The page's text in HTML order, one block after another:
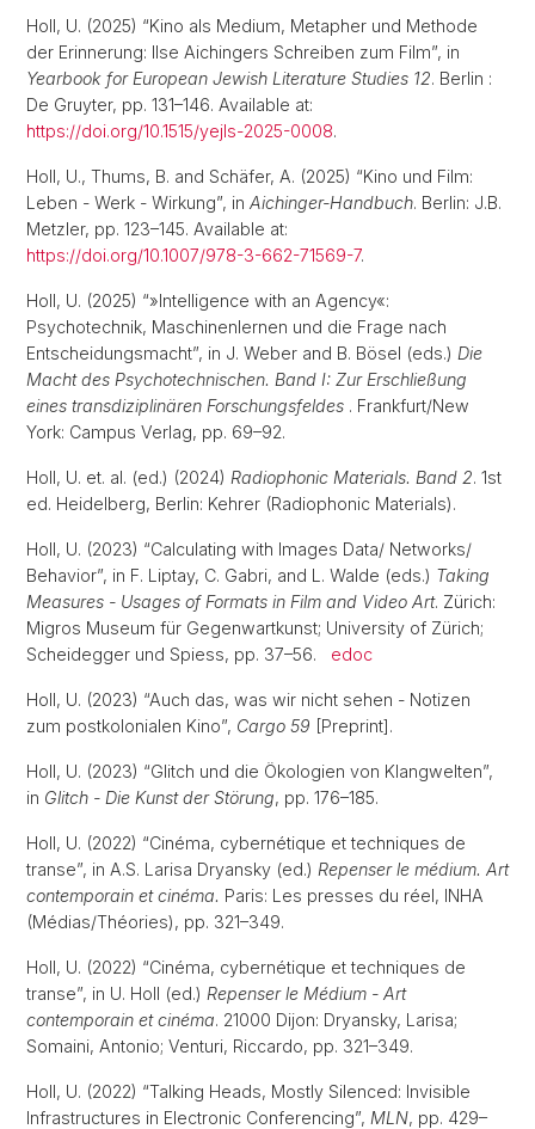
Holl, U. (2025) “Kino als Medium, Metapher und Methode
der Erinnerung: Ilse Aichingers Schreiben zum Film”, in
Yearbook for European Jewish Literature Studies 12. Berlin :
De Gruyter, pp. 131–146. Available at:
https://doi.org/10.1515/yejls-2025-0008.
Holl, U., Thums, B. and Schäfer, A. (2025) “Kino und Film:
Leben - Werk - Wirkung”, in Aichinger-Handbuch. Berlin: J.B.
Metzler, pp. 123–145. Available at:
https://doi.org/10.1007/978-3-662-71569-7.
Holl, U. (2025) “»Intelligence with an Agency«:
Psychotechnik, Maschinenlernen und die Frage nach
Entscheidungsmacht”, in J. Weber and B. Bösel (eds.) Die
Macht des Psychotechnischen. Band I: Zur Erschließung
eines transdiziplinären Forschungsfeldes . Frankfurt/New
York: Campus Verlag, pp. 69–92.
Holl, U. et. al. (ed.) (2024) Radiophonic Materials. Band 2. 1st
ed. Heidelberg, Berlin: Kehrer (Radiophonic Materials).
Holl, U. (2023) “Calculating with Images Data/ Networks/
Behavior”, in F. Liptay, C. Gabri, and L. Walde (eds.) Taking
Measures - Usages of Formats in Film and Video Art. Zürich:
Migros Museum für Gegenwartkunst; University of Zürich;
Scheidegger und Spiess, pp. 37–56. edoc
Holl, U. (2023) “Auch das, was wir nicht sehen - Notizen
zum postkolonialen Kino”, Cargo 59 [Preprint].
Holl, U. (2023) “Glitch und die Ökologien von Klangwelten”,
in Glitch - Die Kunst der Störung, pp. 176–185.
Holl, U. (2022) “Cinéma, cybernétique et techniques de
transe”, in A.S. Larisa Dryansky (ed.) Repenser le médium. Art
contemporain et cinéma. Paris: Les presses du réel, INHA
(Médias/Théories), pp. 321–349.
Holl, U. (2022) “Cinéma, cybernétique et techniques de
transe”, in U. Holl (ed.) Repenser le Médium - Art
contemporain et cinéma. 21000 Dijon: Dryansky, Larisa;
Somaini, Antonio; Venturi, Riccardo, pp. 321–349.
Holl, U. (2022) “Talking Heads, Mostly Silenced: Invisible
Infrastructures in Electronic Conferencing”, MLN, pp. 429–